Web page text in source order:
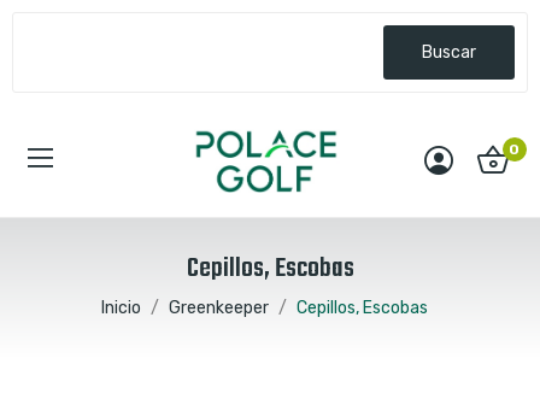
Buscar
0
Cepillos, Escobas
Inicio Greenkeeper Cepillos, Escobas